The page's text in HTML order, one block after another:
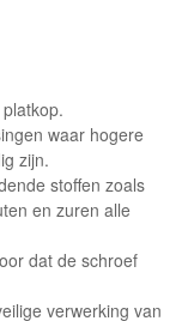
waar hogere
zijn.
stoffen zoals
en zuren alle
dat de schroef
verwerking van